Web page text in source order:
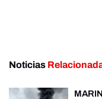
Noticias